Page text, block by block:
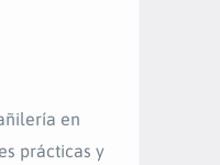
en
prácticas y